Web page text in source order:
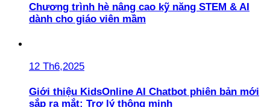
Chương trình hè nâng cao kỹ năng STEM & AI
dành cho giáo viên mầm
12 Th6,2025
Giới thiệu KidsOnline AI Chatbot phiên bản mới
sắp ra mắt: Trợ lý thông minh